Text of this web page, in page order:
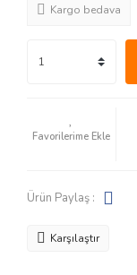
Kargo bedava
Ürün Paylaş :
Karşılaştır